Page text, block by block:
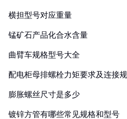
横担型号对应重量
锰矿石产品化合水含量
曲臂车规格型号大全
配电柜母排螺栓力矩要求及连接
膨胀螺丝尺寸是多少
镀锌方管有哪些常见规格和型号